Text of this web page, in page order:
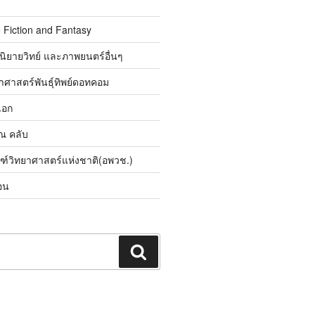
and Fantasy
ยายวิทย์ และภาพยนตร์อื่นๆ
ศาสตร์พันธุ์ทิพย์ดอทคอม
ก
คลับ
วิทยาศาสตร์แห่งชาติ(อพวช.)
น